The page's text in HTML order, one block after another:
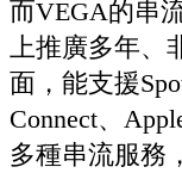
而VEGA的串
上推廣多年
面，能支援
Connect、
多種串流服務